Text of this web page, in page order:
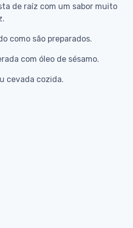
de raíz com um sabor muito
como são preparados.
com óleo de sésamo.
cevada cozida.